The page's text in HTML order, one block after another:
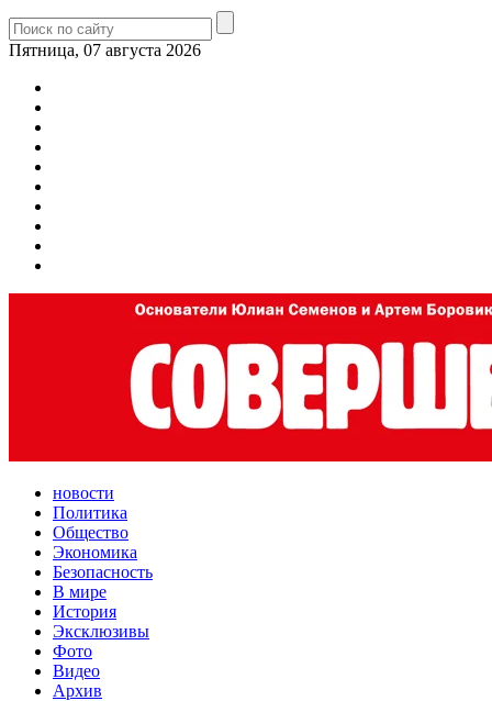
Пятница, 07 августа 2026
новости
Политика
Общество
Экономика
Безопасность
В мире
История
Эксклюзивы
Фото
Видео
Архив